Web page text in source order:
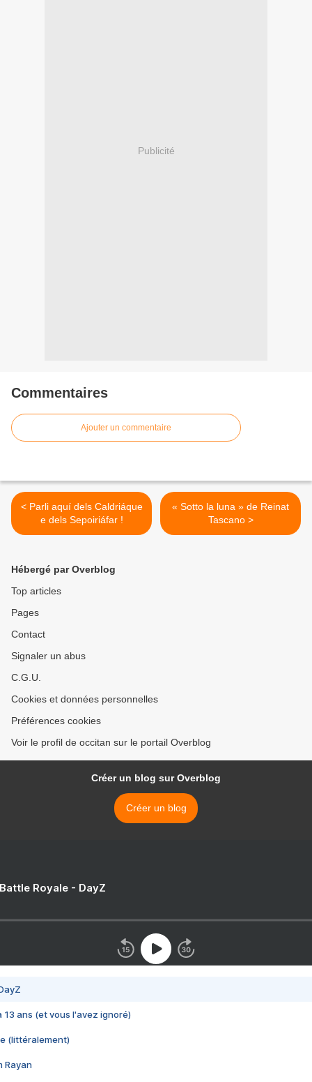
Publicité
Commentaires
Ajouter un commentaire
< Parli aquí dels Caldriáque
e dels Sepoiriáfar !
« Sotto la luna » de Reinat
Tascano >
Hébergé par Overblog
Top articles
Pages
Contact
Signaler un abus
C.G.U.
Cookies et données personnelles
Préférences cookies
Voir le profil de occitan sur le portail Overblog
Créer un blog sur Overblog
Créer un blog
Royale - DayZ
13 ans (et vous l'avez ignoré)
(littéralement)
Rayan